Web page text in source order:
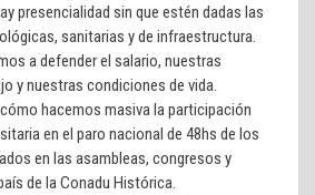
presencialidad sin que estén dadas las
sanitarias y de infraestructura.
a defender el salario, nuestras
y nuestras condiciones de vida.
hacemos masiva la participación
en el paro nacional de 48hs de los
en las asambleas, congresos y
de la Conadu Histórica.